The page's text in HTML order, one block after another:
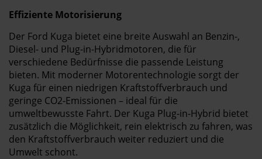
Effiziente Motorisierung
Der Ford Kuga bietet eine breite Auswahl an Benzin-,
Diesel- und Plug-in-Hybridmotoren, die für
verschiedene Bedürfnisse die passende Leistung
bieten. Mit moderner Motorentechnologie sorgt der
Kuga für einen niedrigen Kraftstoffverbrauch und
geringe CO2-Emissionen – ideal für die
umweltbewusste Fahrt. Der Kuga Plug-in-Hybrid bietet
zusätzlich die Möglichkeit, rein elektrisch zu fahren, was
den Kraftstoffverbrauch weiter reduziert und die
Umwelt schont.